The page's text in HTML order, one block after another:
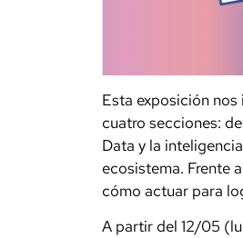
Esta exposición
cuatro secciones:
Data y la
ecosistema. Frente
cómo actuar para
A partir del 12/05